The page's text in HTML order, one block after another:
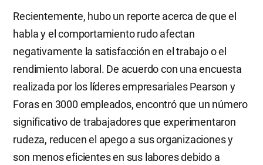
Recientemente, hubo un reporte acerca de que el
habla y el comportamiento rudo afectan
negativamente la satisfacción en el trabajo o el
rendimiento laboral. De acuerdo con una encuesta
realizada por los líderes empresariales Pearson y
Foras en 3000 empleados, encontró que un número
significativo de trabajadores que experimentaron
rudeza, reducen el apego a sus organizaciones y
son menos eficientes en sus labores debido a